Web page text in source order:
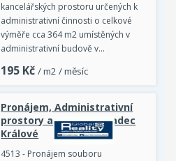
kancelářských prostoru určených k
administrativní činnosti o celkové
výměře cca 364 m2 umístěných v
administrativní budově v…
195 Kč / m2 / měsíc
Pronájem, Administrativní
prostory a objekty, Hradec
Králové
4513 - Pronájem souboru